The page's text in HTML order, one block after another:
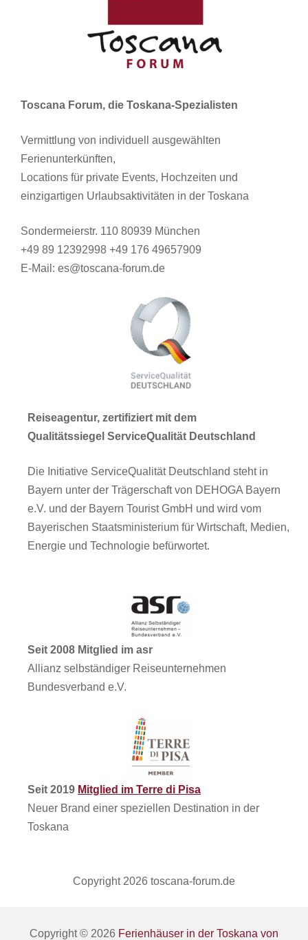
Toscana Forum, die Toskana-Spezialisten
Vermittlung von individuell ausgewählten
Ferienunterkünften,
Locations für private Events, Hochzeiten und
einzigartigen Urlaubsaktivitäten in der Toskana
Sondermeierstr. 110 80939 München
+49 89 12392998 +49 176 49657909
E-Mail: es@toscana-forum.de
Reiseagentur, zertifiziert mit dem
Qualitätssiegel ServiceQualität Deutschland
Die Initiative ServiceQualität Deutschland steht in
Bayern unter der Trägerschaft von DEHOGA Bayern
e.V. und der Bayern Tourist GmbH und wird vom
Bayerischen Staatsministerium für Wirtschaft, Medien,
Energie und Technologie befürwortet.
Seit 2008 Mitglied im asr
Allianz selbständiger Reiseunternehmen
Bundesverband e.V.
Seit 2019 Mitglied im Terre di Pisa
Neuer Brand einer speziellen Destination in der
Toskana
Copyright 2026 toscana-forum.de
Copyright © 2026 Ferienhäuser in der Toskana von